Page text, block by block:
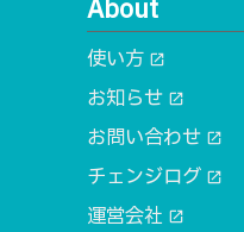
About
使い方 open_in_new
お知らせ open_in_new
お問い合わせ open_in_new
チェンジログ open_in_new
運営会社 open_in_new